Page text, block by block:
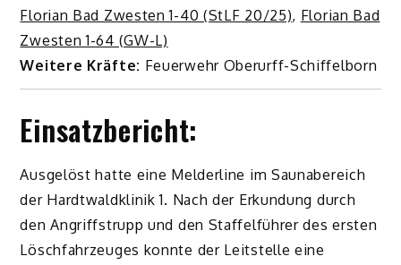
Florian Bad Zwesten 1-40 (StLF 20/25), Florian Bad
Zwesten 1-64 (GW-L)
Weitere Kräfte: Feuerwehr Oberurff-Schiffelborn
Einsatzbericht:
Ausgelöst hatte eine Melderline im Saunabereich
der Hardtwaldklinik 1. Nach der Erkundung durch
den Angriffstrupp und den Staffelführer des ersten
Löschfahrzeuges konnte der Leitstelle eine